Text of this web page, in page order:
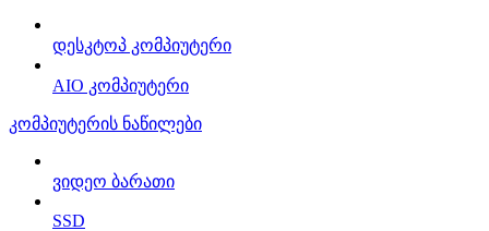
დესკტოპ კომპიუტერი
AIO კომპიუტერი
კომპიუტერის ნაწილები
ვიდეო ბარათი
SSD